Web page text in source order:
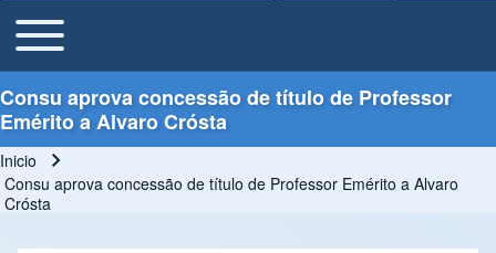
Main Menu
Toggle main menu
Consu aprova concessão de título de Professor
Emérito a Alvaro Crósta
Ruta de navegación
Inicio
Consu aprova concessão de título de Professor Emérito a Alvaro
Crósta